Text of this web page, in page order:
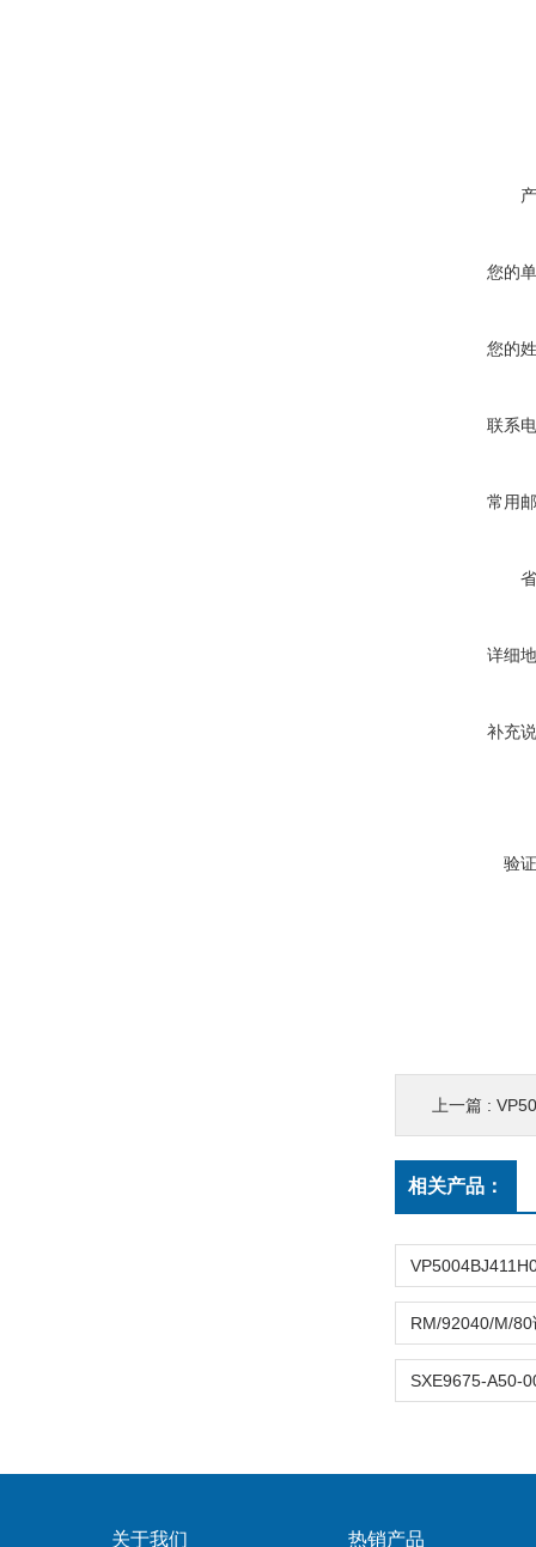
您的
您的
联系
常用
详细
补充
验
上一篇 :
相关产品：
关于我们 热销产品